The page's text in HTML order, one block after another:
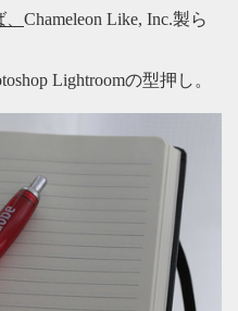
Chameleon Like, Inc.製ら
Lightroomの型押し。